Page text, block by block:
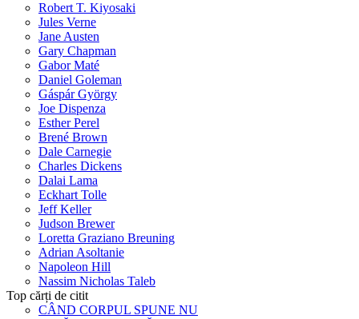
Robert T. Kiyosaki
Jules Verne
Jane Austen
Gary Chapman
Gabor Maté
Daniel Goleman
Gáspár György
Joe Dispenza
Esther Perel
Brené Brown
Dale Carnegie
Charles Dickens
Dalai Lama
Eckhart Tolle
Jeff Keller
Judson Brewer
Loretta Graziano Breuning
Adrian Asoltanie
Napoleon Hill
Nassim Nicholas Taleb
Top cărți de citit
CÂND CORPUL SPUNE NU